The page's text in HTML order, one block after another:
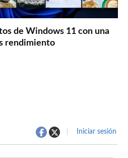
de Windows 11 con una
rendimiento
Iniciar sesión